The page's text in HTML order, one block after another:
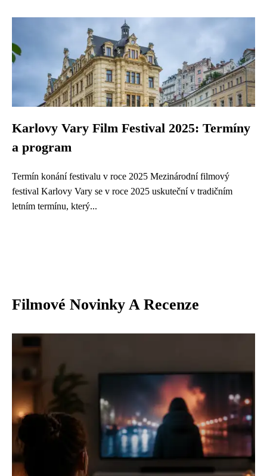
Karlovy Vary Film Festival 2025: Termíny
a program
Termín konání festivalu v roce 2025 Mezinárodní filmový
festival Karlovy Vary se v roce 2025 uskuteční v tradičním
letním termínu, který...
Filmové Novinky A Recenze